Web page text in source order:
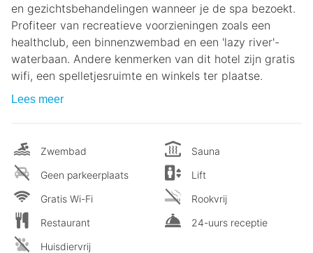
en gezichtsbehandelingen wanneer je de spa bezoekt.
Profiteer van recreatieve voorzieningen zoals een
healthclub, een binnenzwembad en een 'lazy river'-
waterbaan. Andere kenmerken van dit hotel zijn gratis
wifi, een spelletjesruimte en winkels ter plaatse.
Lees meer
Zwembad
Geen parkeerplaats
Gratis Wi-Fi
Restaurant
Huisdiervrij
Sauna
Lift
Rookvrij
24-uurs receptie